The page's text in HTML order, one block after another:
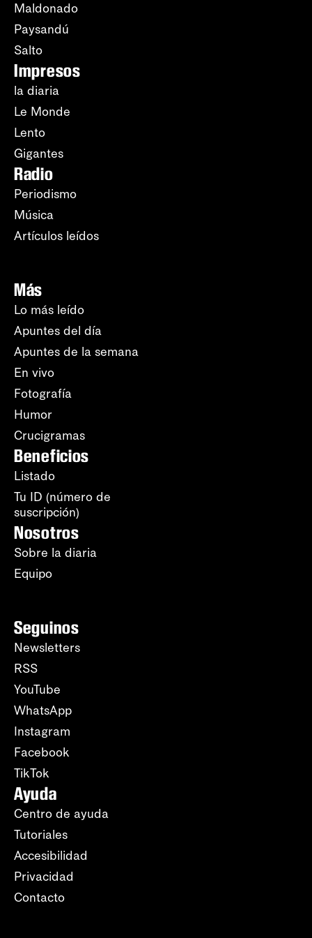
Maldonado
Paysandú
Salto
Impresos
la diaria
Le Monde
Lento
Gigantes
Radio
Periodismo
Música
Artículos leídos
Más
Lo más leído
Apuntes del día
Apuntes de la semana
En vivo
Fotografía
Humor
Crucigramas
Beneficios
Listado
Tu ID (número de
suscripción)
Nosotros
Sobre la diaria
Equipo
Seguinos
Newsletters
RSS
YouTube
WhatsApp
Instagram
Facebook
TikTok
Ayuda
Centro de ayuda
Tutoriales
Accesibilidad
Privacidad
Contacto